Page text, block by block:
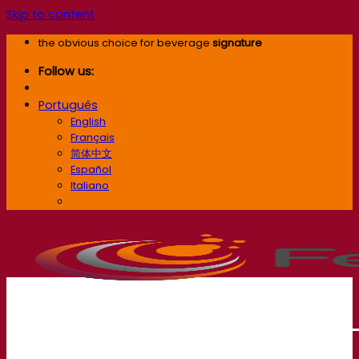
Skip to content
the obvious choice for beverage signature
Follow us:
Português
English
Français
简体中文
Español
Italiano